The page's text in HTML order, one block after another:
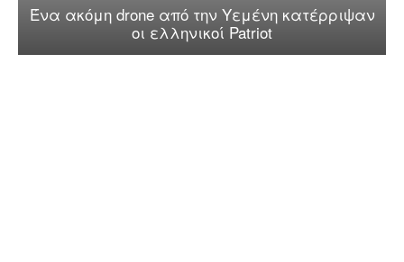
Ένα ακόμη drone από την Υεμένη κατέρριψαν
οι ελληνικοί Patriot